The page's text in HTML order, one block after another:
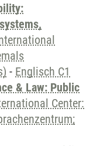
- Englisch C1
& Law: Public
Center: